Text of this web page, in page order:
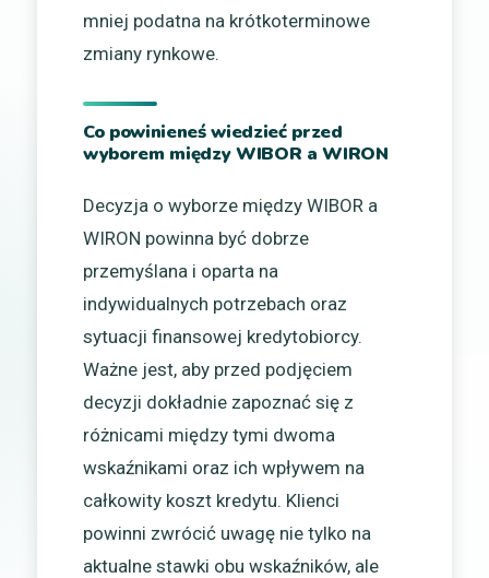
mniej podatna na krótkoterminowe
zmiany rynkowe.
Co powinieneś wiedzieć przed
wyborem między WIBOR a WIRON
Decyzja o wyborze między WIBOR a
WIRON powinna być dobrze
przemyślana i oparta na
indywidualnych potrzebach oraz
sytuacji finansowej kredytobiorcy.
Ważne jest, aby przed podjęciem
decyzji dokładnie zapoznać się z
różnicami między tymi dwoma
wskaźnikami oraz ich wpływem na
całkowity koszt kredytu. Klienci
powinni zwrócić uwagę nie tylko na
aktualne stawki obu wskaźników, ale